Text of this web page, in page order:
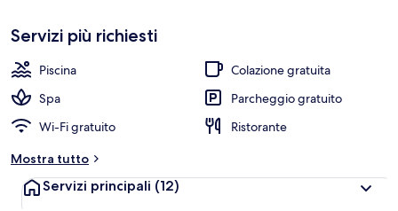
Servizi più richiesti
Piscina
Colazione gratuita
Spa
Parcheggio gratuito
Wi-Fi gratuito
Ristorante
Mostra tutto
Servizi principali (12)